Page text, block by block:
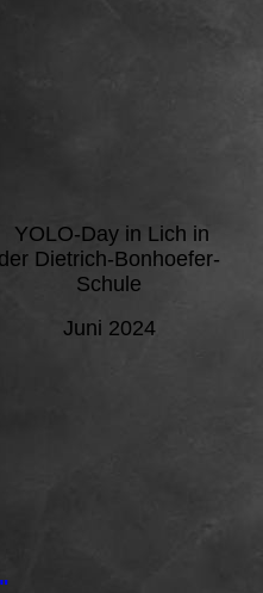
YOLO-Day in Lich in
der Dietrich-Bonhoefer-
Schule
Juni 2024